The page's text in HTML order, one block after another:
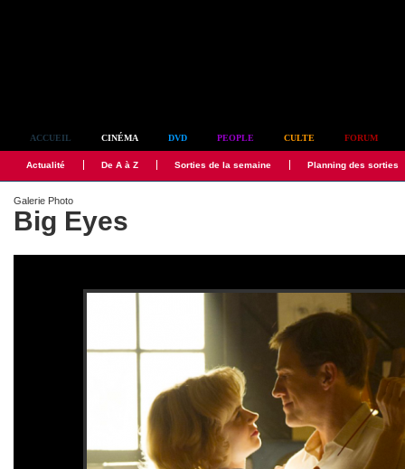
ACCUEIL CINÉMA DVD PEOPLE CULTE FORUM
Actualité De A à Z Sorties de la semaine Planning des sorties
Galerie Photo
Big Eyes